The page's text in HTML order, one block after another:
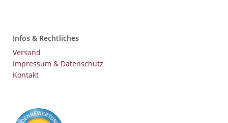
Infos & Rechtliches
Versand
Impressum & Datenschutz
Kontakt